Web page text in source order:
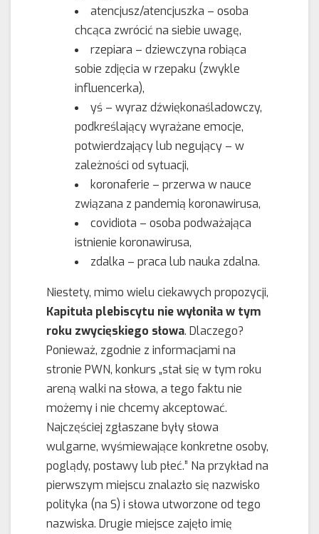
atencjusz/atencjuszka – osoba
chcąca zwrócić na siebie uwagę,
rzepiara – dziewczyna robiąca
sobie zdjęcia w rzepaku (zwykle
influencerka),
yś – wyraz dźwiękonaśladowczy,
podkreślający wyrażane emocje,
potwierdzający lub negujący – w
zależności od sytuacji,
koronaferie – przerwa w nauce
związana z pandemią koronawirusa,
covidiota – osoba podważająca
istnienie koronawirusa,
zdalka – praca lub nauka zdalna.
Niestety, mimo wielu ciekawych propozycji,
Kapituła plebiscytu nie wyłoniła w tym
roku zwycięskiego słowa. Dlaczego?
Ponieważ, zgodnie z informacjami na
stronie PWN, konkurs „stał się w tym roku
areną walki na słowa, a tego faktu nie
możemy i nie chcemy akceptować.
Najczęściej zgłaszane były słowa
wulgarne, wyśmiewające konkretne osoby,
poglądy, postawy lub płeć.” Na przykład na
pierwszym miejscu znalazło się nazwisko
polityka (na S) i słowa utworzone od tego
nazwiska. Drugie miejsce zajęło imię